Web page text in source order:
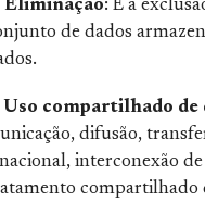
Eliminação: É a
de dados
Uso compartilhado de
difusão,
interconexão de
compartilhado